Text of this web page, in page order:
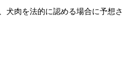
犬肉を法的に認める場合に予想さ